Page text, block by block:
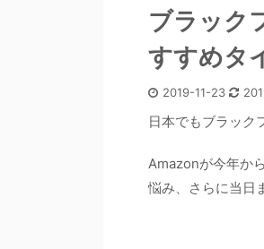
ブラック
すすめタ
2019-11-23
日本でもブラック
Amazonが今年か
悩み、さらに当日